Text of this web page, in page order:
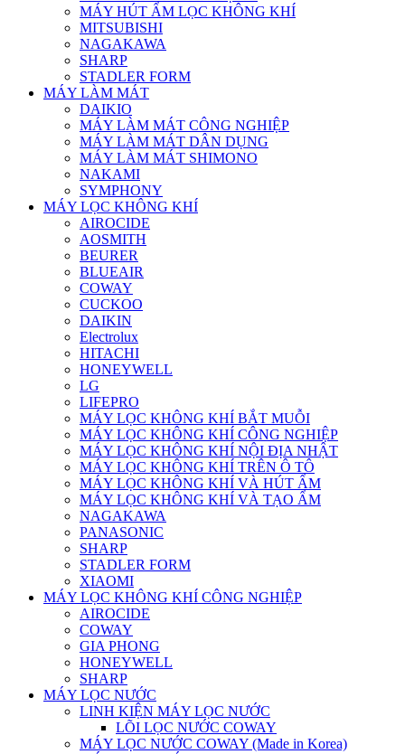
MÁY HÚT ẨM LỌC KHÔNG KHÍ
MITSUBISHI
NAGAKAWA
SHARP
STADLER FORM
MÁY LÀM MÁT
DAIKIO
MÁY LÀM MÁT CÔNG NGHIỆP
MÁY LÀM MÁT DÂN DỤNG
MÁY LÀM MÁT SHIMONO
NAKAMI
SYMPHONY
MÁY LỌC KHÔNG KHÍ
AIROCIDE
AOSMITH
BEURER
BLUEAIR
COWAY
CUCKOO
DAIKIN
Electrolux
HITACHI
HONEYWELL
LG
LIFEPRO
MÁY LỌC KHÔNG KHÍ BẮT MUỖI
MÁY LỌC KHÔNG KHÍ CÔNG NGHIỆP
MÁY LỌC KHÔNG KHÍ NỘI ĐỊA NHẬT
MÁY LỌC KHÔNG KHÍ TRÊN Ô TÔ
MÁY LỌC KHÔNG KHÍ VÀ HÚT ẨM
MÁY LỌC KHÔNG KHÍ VÀ TẠO ẨM
NAGAKAWA
PANASONIC
SHARP
STADLER FORM
XIAOMI
MÁY LỌC KHÔNG KHÍ CÔNG NGHIỆP
AIROCIDE
COWAY
GIA PHONG
HONEYWELL
SHARP
MÁY LỌC NƯỚC
LINH KIỆN MÁY LỌC NƯỚC
LÕI LỌC NƯỚC COWAY
MÁY LỌC NƯỚC COWAY (Made in Korea)